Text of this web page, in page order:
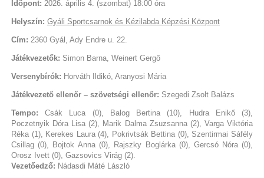
Időpont: 2026. április 4. (szombat) 18:00 óra
Helyszín: Gyáli Sportcsarnok és Kézilabda Képzési Központ
Cím: 2360 Gyál, Ady Endre u. 22.
Játékvezetők: Simon Barna, Weinert Gergő
Versenybírók: Horváth Ildikó, Aranyosi Mária
Játékvezető ellenőr – szövetségi ellenőr: Szegedi Zsolt Balázs
Tempo: Csák Luca (0), Balog Bertina (10), Hudra Enikő (3),
Poczetnyik Dóra Lisa (2), Marik Dalma Zsuzsanna (2), Varga Viktória
Réka (1), Kerekes Laura (4), Pokrivtsák Bettina (0), Szentirmai Sáfély
Csillag (0), Bojtok Anna (0), Rajszky Boglárka (0), Gercsó Nóra (0),
Orosz Ivett (0), Gazsovics Virág (2).
Vezetőedző: Nádasdi Máté László